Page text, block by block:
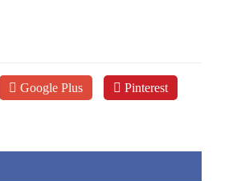
Google Plus Pinterest